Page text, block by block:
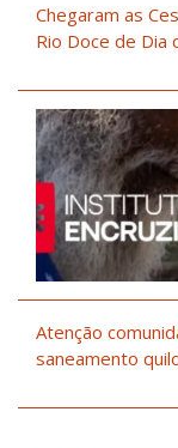
Chegaram as
Rio Doce de Dia
Atenção
saneamento